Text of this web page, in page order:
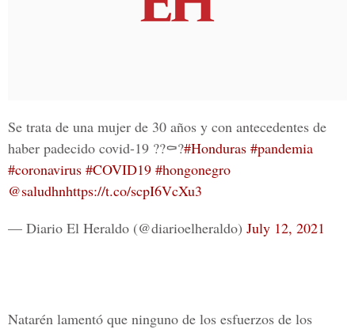
Se trata de una mujer de 30 años y con antecedentes de
haber padecido covid-19 ??⚰️?#Honduras #pandemia
#coronavirus #COVID19 #hongonegro
@saludhnhttps://t.co/scpI6VcXu3
— Diario El Heraldo (@diarioelheraldo) July 12, 2021
Natarén lamentó que ninguno de los esfuerzos de los